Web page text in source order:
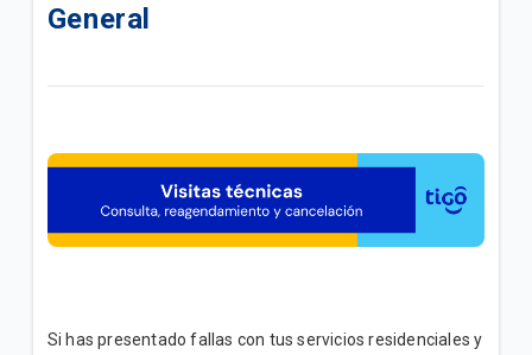
Preguntas Frecuentes Facturación Electrónica |
Detalle de llamadas desde Mi Tigo | Móvil
Welcome Kit | Convergente
Welcome Kit | Residencial
General
Si has presentado fallas con tus servicios residenciales y